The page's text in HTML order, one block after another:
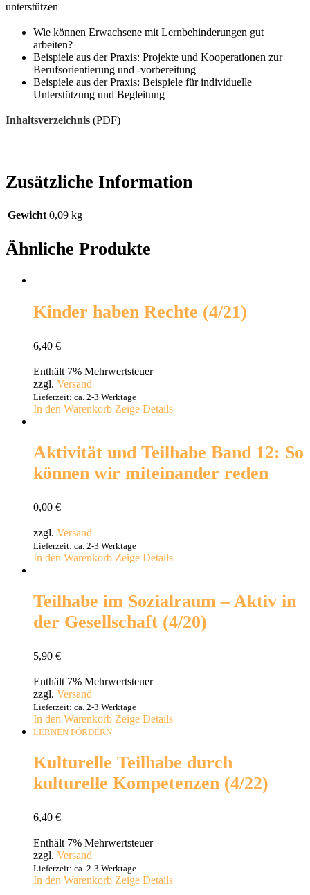
unterstützen
Wie können Erwachsene mit Lernbehinderungen gut
arbeiten?
Beispiele aus der Praxis: Projekte und Kooperationen zur
Berufsorientierung und -vorbereitung
Beispiele aus der Praxis: Beispiele für individuelle
Unterstützung und Begleitung
Inhaltsverzeichnis (PDF)
Zusätzliche Information
Gewicht 0,09 kg
Ähnliche Produkte
Kinder haben Rechte (4/21)
6,40 €
Enthält 7% Mehrwertsteuer
zzgl. Versand
Lieferzeit: ca. 2-3 Werktage
In den Warenkorb Zeige Details
Aktivität und Teilhabe Band 12: So
können wir miteinander reden
0,00 €
zzgl. Versand
Lieferzeit: ca. 2-3 Werktage
In den Warenkorb Zeige Details
Teilhabe im Sozialraum – Aktiv in
der Gesellschaft (4/20)
5,90 €
Enthält 7% Mehrwertsteuer
zzgl. Versand
Lieferzeit: ca. 2-3 Werktage
In den Warenkorb Zeige Details
LERNEN FÖRDERN
Kulturelle Teilhabe durch
kulturelle Kompetenzen (4/22)
6,40 €
Enthält 7% Mehrwertsteuer
zzgl. Versand
Lieferzeit: ca. 2-3 Werktage
In den Warenkorb Zeige Details